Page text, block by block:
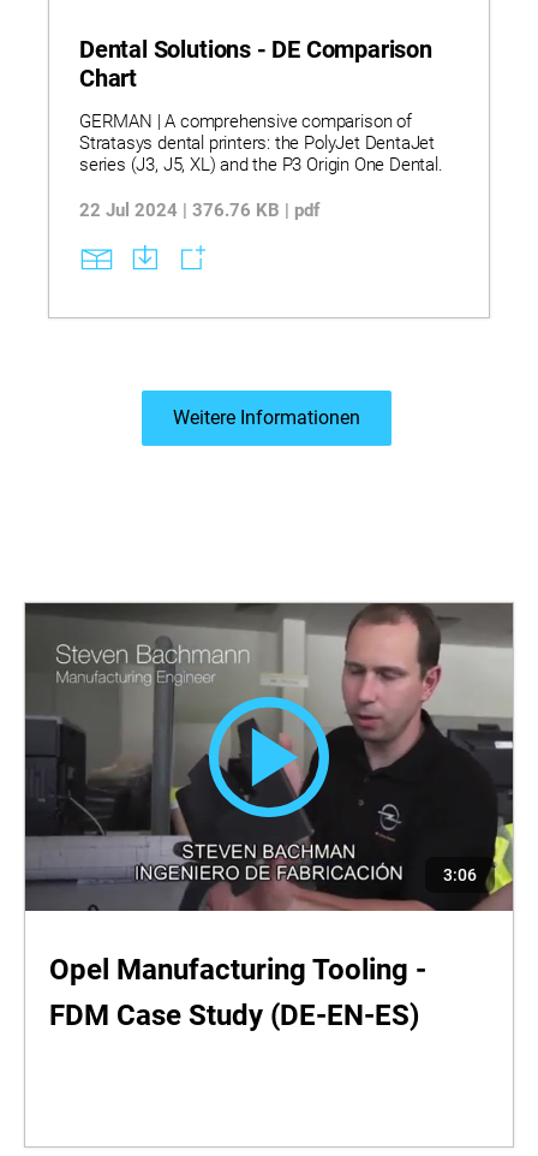
DentaJet und DentaJet XL – Anwendungen wie
Implantatmodelle, chirurgische Schablonen,
Gingivamasken, Kronen‑ und Brückenmodelle,
kieferorthopädische Schienen sowie vollfarbige
monolithische Prothesen aus biokompatiblen und
ästhetischen Harzen unterstützt. BITTE
BEACHTEN: Dieser Text wurde maschinell
übersetzt.
Dental Solutions - DE Comparison
Chart
GERMAN | A comprehensive comparison of
Stratasys dental printers: the PolyJet DentaJet
series (J3, J5, XL) and the P3 Origin One Dental.
22 Jul 2024 | 376.76 KB | pdf
Weitere Informationen
3:06
Opel Manufacturing Tooling -
FDM Case Study (DE-EN-ES)